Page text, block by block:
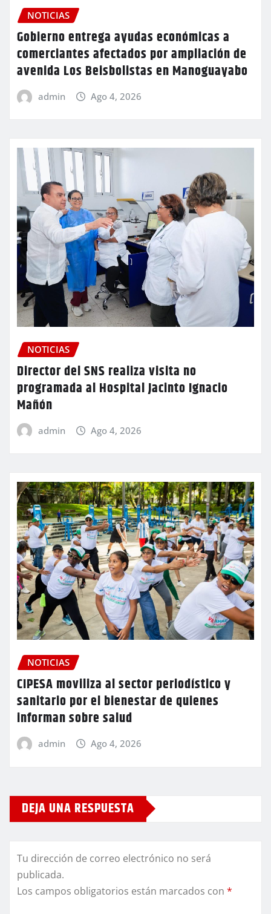
NOTICIAS
Gobierno entrega ayudas económicas a
comerciantes afectados por ampliación de
avenida Los Beisbolistas en Manoguayabo
admin Ago 4, 2026
NOTICIAS
Director del SNS realiza visita no
programada al Hospital Jacinto Ignacio
Mañón
admin Ago 4, 2026
NOTICIAS
CIPESA moviliza al sector periodístico y
sanitario por el bienestar de quienes
informan sobre salud
admin Ago 4, 2026
DEJA UNA RESPUESTA
Tu dirección de correo electrónico no será
publicada.
Los campos obligatorios están marcados con *